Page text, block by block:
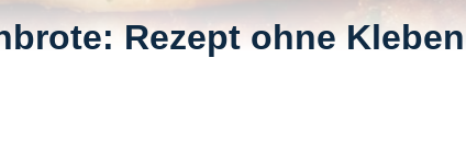
Rezept ohne Kleben